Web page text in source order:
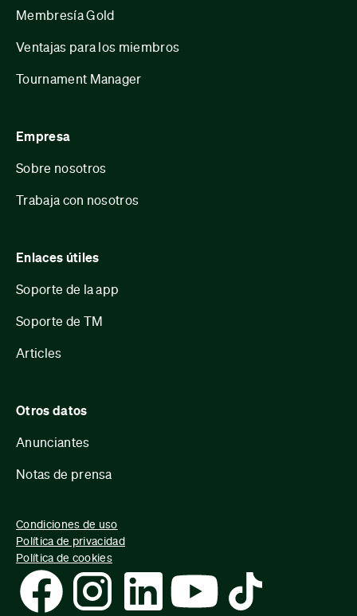
Membresía Gold
Ventajas para los miembros
Tournament Manager
Empresa
Sobre nosotros
Trabaja con nosotros
Enlaces útiles
Soporte de la app
Soporte de TM
Articles
Otros datos
Anunciantes
Notas de prensa
Condiciones de uso
Política de privacidad
Política de cookies